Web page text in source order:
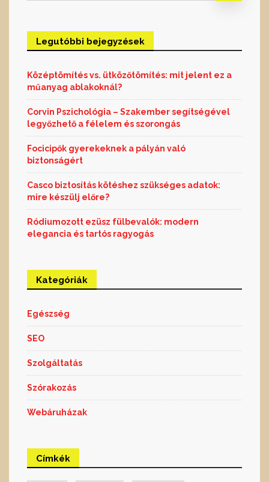
Legutóbbi bejegyzések
Középtömítés vs. ütközőtömítés: mit jelent ez a
műanyag ablakoknál?
Corvin Pszichológia – Szakember segítségével
legyőzhető a félelem és szorongás
Focicipők gyerekeknek a pályán való
biztonságért
Casco biztosítás kötéshez szükséges adatok:
mire készülj előre?
Ródiumozott ezüsz fülbevalók: modern
elegancia és tartós ragyogás
Kategóriák
Egészség
SEO
Szolgáltatás
Szórakozás
Webáruházak
Címkék